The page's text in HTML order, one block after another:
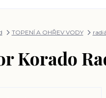
TOPENÍ A OHŘEV VODY
Korado